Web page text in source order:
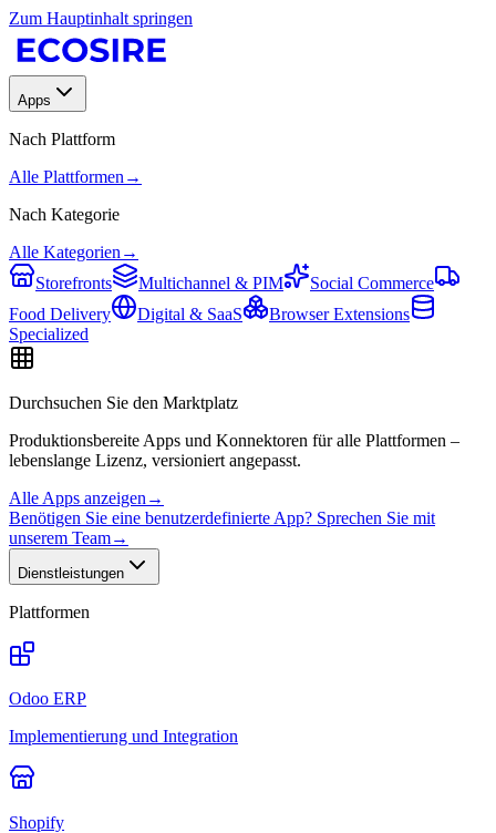
Zum Hauptinhalt springen
Apps
Nach Plattform
Alle Plattformen →
Nach Kategorie
Alle Kategorien →
Storefronts
Multichannel & PIM
Social Commerce
Food Delivery
Digital & SaaS
Browser Extensions
Specialized
Durchsuchen Sie den Marktplatz
Produktionsbereite Apps und Konnektoren für alle Plattformen –
lebenslange Lizenz, versioniert angepasst.
Alle Apps anzeigen →
Benötigen Sie eine benutzerdefinierte App? Sprechen Sie mit
unserem Team→
Dienstleistungen
Plattformen
Odoo ERP
Implementierung und Integration
Shopify